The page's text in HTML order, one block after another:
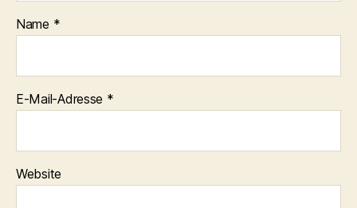
Name *
E-Mail-Adresse *
Website